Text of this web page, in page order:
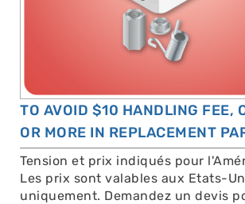
TO AVOID $10 HANDLING FEE,
OR MORE IN REPLACEMENT
Tension et prix indiqués pour
Les prix sont valables aux Etats-
uniquement. Demandez un devis